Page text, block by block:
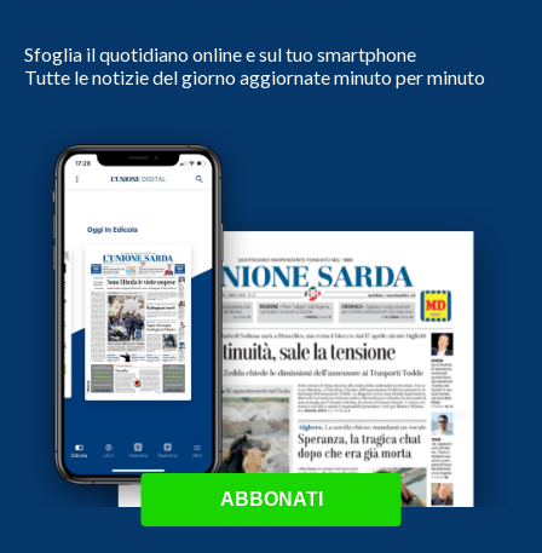
Sfoglia il quotidiano online e sul tuo smartphone
Tutte le notizie del giorno aggiornate minuto per minuto
ABBONATI